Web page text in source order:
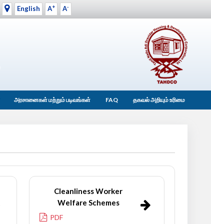
English A+ A-
அரசானைகள் மற்றும் படிவங்கள் FAQ தகவல் அறியும் உரிமை
Cleanliness Worker
Welfare Schemes
PDF